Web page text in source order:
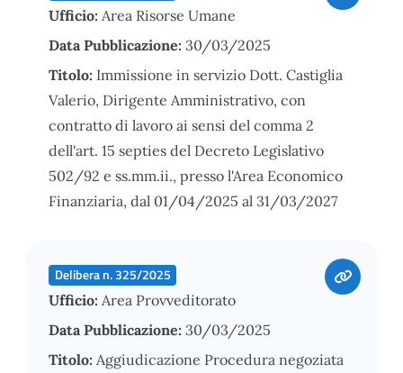
Ufficio: Area Risorse Umane
Data Pubblicazione: 30/03/2025
Titolo: Immissione in servizio Dott. Castiglia
Valerio, Dirigente Amministrativo, con
contratto di lavoro ai sensi del comma 2
dell'art. 15 septies del Decreto Legislativo
502/92 e ss.mm.ii., presso l'Area Economico
Finanziaria, dal 01/04/2025 al 31/03/2027
Delibera n. 325/2025
Ufficio: Area Provveditorato
Data Pubblicazione: 30/03/2025
Titolo: Aggiudicazione Procedura negoziata